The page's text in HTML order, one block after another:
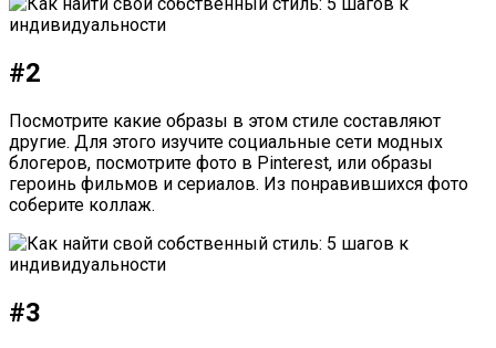
#2
Посмотрите какие образы в этом стиле составляют
другие. Для этого изучите социальные сети модных
блогеров, посмотрите фото в Pinterest, или образы
героинь фильмов и сериалов. Из понравившихся фото
соберите коллаж.
#3